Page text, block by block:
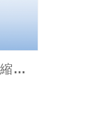
-86°C超低溫冷凍櫃-雙獨壓縮機/省電/人臉辨識...